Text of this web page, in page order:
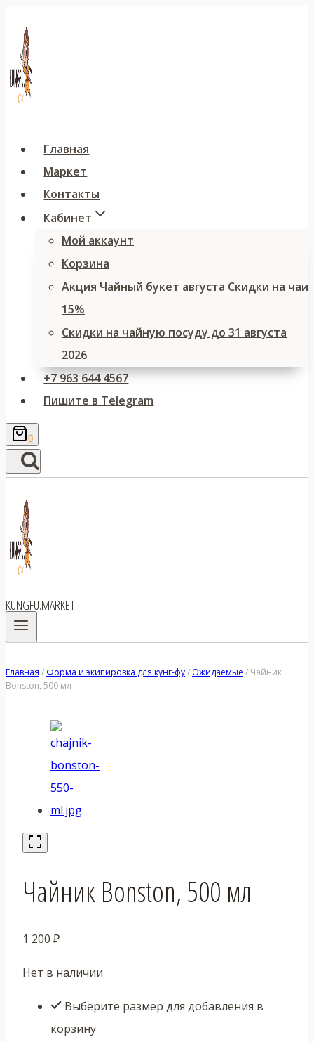
содержимому
Главная
Маркет
Контакты
Кабинет
Мой аккаунт
Корзина
Акция Чайный букет августа Скидки на чаи
15%
Скидки на чайную посуду до 31 августа
2026
+7 963 644 4567
Пишите в Telegram
0
KUNGFU.MARKET
Главная / Форма и экипировка для кунг-фу/ Ожидаемые / Чайник
Bonston, 500 мл
Чайник Bonston, 500 мл
1 200 ₽
Нет в наличии
Выберите размер для добавления в
корзину